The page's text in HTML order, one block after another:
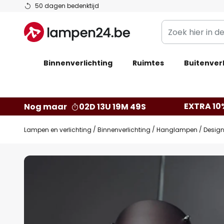
50 dagen bedenktijd
Ga
de
inhoud
Zoek
hier
de
Binnenverlichting Ruimtes
Nog maar 02D 13U 19M 48S EXTRA
Lampen en verlichting Binnenverlichting Hanglampen
Ga